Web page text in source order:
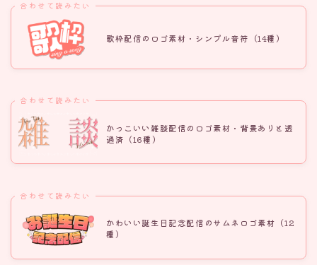
合わせて読みたい
歌枠配信のロゴ素材・シンプル音符（14種）
合わせて読みたい
かっこいい雑談配信のロゴ素材・背景ありと透
過済（16種）
合わせて読みたい
かわいい誕生日記念配信のサムネロゴ素材（12
種）